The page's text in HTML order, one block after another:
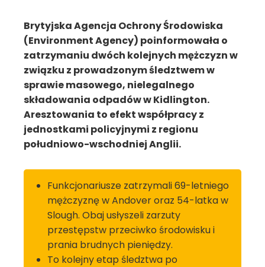
Brytyjska Agencja Ochrony Środowiska
(Environment Agency) poinformowała o
zatrzymaniu dwóch kolejnych mężczyzn w
związku z prowadzonym śledztwem w
sprawie masowego, nielegalnego
składowania odpadów w Kidlington.
Aresztowania to efekt współpracy z
jednostkami policyjnymi z regionu
południowo-wschodniej Anglii.
Funkcjonariusze zatrzymali 69-letniego
mężczyznę w Andover oraz 54-latka w
Slough. Obaj usłyszeli zarzuty
przestępstw przeciwko środowisku i
prania brudnych pieniędzy.
To kolejny etap śledztwa po